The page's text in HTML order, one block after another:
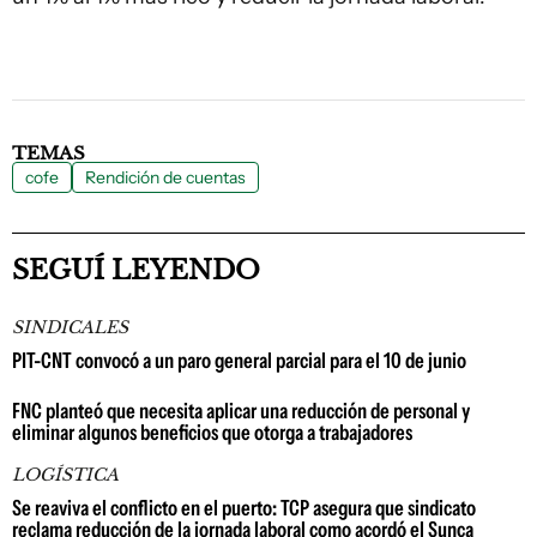
TEMAS
cofe Rendición de cuentas
SEGUÍ LEYENDO
SINDICALES
PIT-CNT convocó a un paro general parcial para el 10 de junio
FNC planteó que necesita aplicar una reducción de personal y
eliminar algunos beneficios que otorga a trabajadores
LOGÍSTICA
Se reaviva el conflicto en el puerto: TCP asegura que sindicato
reclama reducción de la jornada laboral como acordó el Sunca